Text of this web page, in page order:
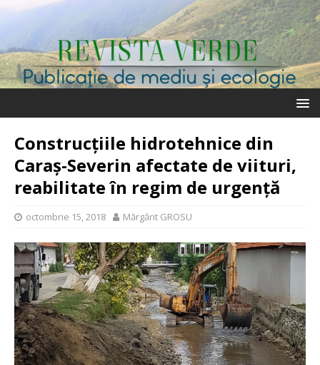
Construcțiile hidrotehnice din
Caraș-Severin afectate de viituri,
reabilitate în regim de urgență
octombrie 15, 2018 Mărgărit GROSU